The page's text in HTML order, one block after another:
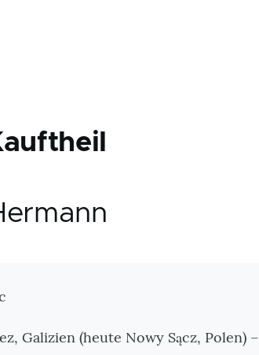
Galizien (heute Nowy Sącz,